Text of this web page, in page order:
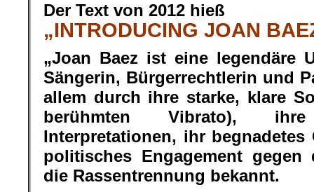
Der Text von 2012 hieß
„INTRODUCING JOAN
„Joan Baez ist eine legendäre
Sängerin, Bürgerrechtlerin und
allem durch ihre starke, klare
berühmten Vibrato),
Interpretationen, ihr
politisches Engagement gegen
die Rassentrennung bekannt.